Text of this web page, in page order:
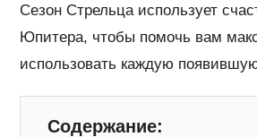
Сезон Стрельца использует
Юпитера, чтобы помочь вам
использовать каждую
Содержание: